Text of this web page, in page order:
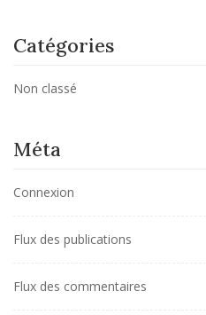
Catégories
Non classé
Méta
Connexion
Flux des publications
Flux des commentaires